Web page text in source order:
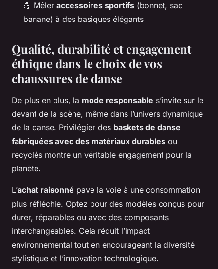
💪 Mêler accessoires sportifs (bonnet, sac
banane) à des basiques élégants
Qualité, durabilité et engagement
éthique dans le choix de vos
chaussures de danse
De plus en plus, la mode responsable s’invite sur le
devant de la scène, même dans l’univers dynamique
de la danse. Privilégier des baskets de danse
fabriquées avec des matériaux durables ou
recyclés montre un véritable engagement pour la
planète.
L’achat raisonné pave la voie à une consommation
plus réfléchie. Optez pour des modèles conçus pour
durer, réparables ou avec des composants
interchangeables. Cela réduit l’impact
environnemental tout en encourageant la diversité
stylistique et l’innovation technologique.